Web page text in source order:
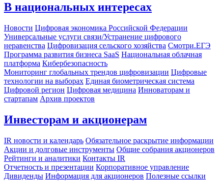
В национальных интересах
Новости Цифровая экономика Российской Федерации
Универсальные услуги связи/Устранение цифрового
неравенства Цифровизация сельского хозяйства Смотри.ЕГЭ
Программа развития бизнеса SaaS Национальная облачная
платформа Кибербезопасность
Мониторинг глобальных трендов цифровизации Цифровые
технологии на выборах Единая биометрическая система
Цифровой регион Цифровая медицина Инноваторам и
стартапам Архив проектов
Инвесторам и акционерам
IR новости и календарь Обязательное раскрытие информации
Акции и долговые инструменты Общие собрания акционеров
Рейтинги и аналитики Контакты IR
Отчетность и презентации Корпоративное управление
Дивиденды Информация для акционеров Полезные ссылки